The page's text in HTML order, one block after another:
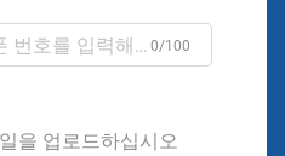
0/100
을 업로드하십시오